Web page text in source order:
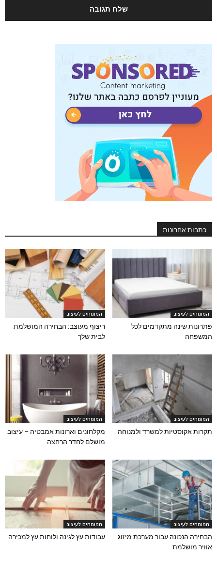
כתבות אחרונות
המומחים לעיצוב
פתרונות שינה מתקדמים לכל
המשפחה
המומחים לעיצוב
ריצוף מעוצב: הבחירה המושלמת
לבית שלך
המומחים לעיצוב
תקרות אקוסטיות למשרד ולמנוחה
המומחים לעיצוב
מקלחונים וארונות אמבטיה – עיצוב
מושלם לחדר הרחצה
המומחים לעיצוב
הבחירה הנכונה עבור מערכת מיזוג
אוויר מושלמת
המומחים לעיצוב
עבודות עץ לגינה ולוחות עץ למכירה